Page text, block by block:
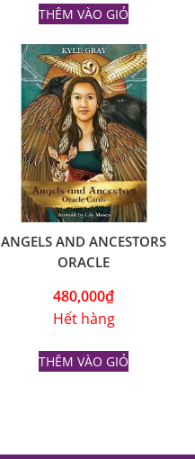
THÊM VÀO GIỎ
ANGELS AND ANCESTORS
ORACLE
480,000₫
Hết hàng
THÊM VÀO GIỎ